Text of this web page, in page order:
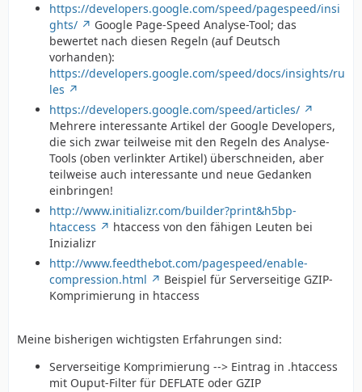
https://developers.google.com/speed/pagespeed/insi
ghts/
Google Page-Speed Analyse-Tool; das
bewertet nach diesen Regeln (auf Deutsch
vorhanden):
https://developers.google.com/speed/docs/insights/ru
les
https://developers.google.com/speed/articles/
Mehrere interessante Artikel der Google Developers,
die sich zwar teilweise mit den Regeln des Analyse-
Tools (oben verlinkter Artikel) überschneiden, aber
teilweise auch interessante und neue Gedanken
einbringen!
http://www.initializr.com/builder?print&h5bp-
htaccess
htaccess von den fähigen Leuten bei
Inizializr
http://www.feedthebot.com/pagespeed/enable-
compression.html
Beispiel für Serverseitige GZIP-
Komprimierung in htaccess
Meine bisherigen wichtigsten Erfahrungen sind:
Serverseitige Komprimierung --> Eintrag in .htaccess
mit Ouput-Filter für DEFLATE oder GZIP